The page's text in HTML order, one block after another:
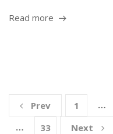
Read more
Prev 1 …
…
33 Next